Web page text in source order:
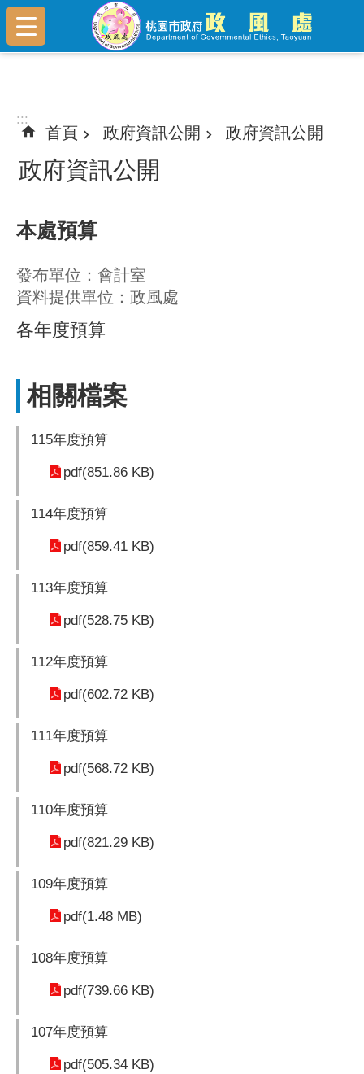
跳到主要內容區塊
:::
:::
首頁 政府資訊公開 政府資訊公開
政府資訊公開
本處預算
發布單位：會計室
資料提供單位：政風處
各年度預算
相關檔案
115年度預算
pdf(851.86 KB)
114年度預算
pdf(859.41 KB)
113年度預算
pdf(528.75 KB)
112年度預算
pdf(602.72 KB)
111年度預算
pdf(568.72 KB)
110年度預算
pdf(821.29 KB)
109年度預算
pdf(1.48 MB)
108年度預算
pdf(739.66 KB)
107年度預算
pdf(505.34 KB)